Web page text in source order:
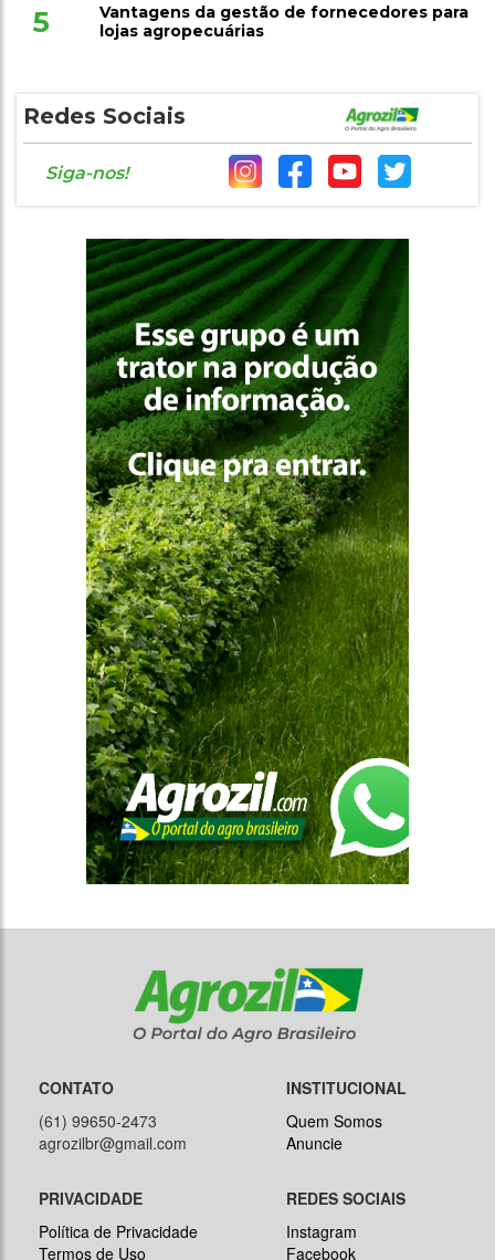
5
Vantagens da gestão de fornecedores para
lojas agropecuárias
Redes Sociais
Siga-nos!
CONTATO
(61) 99650-2473
agrozilbr@gmail.com
INSTITUCIONAL
Quem Somos
Anuncie
PRIVACIDADE
Política de Privacidade
Termos de Uso
REDES SOCIAIS
Instagram
Facebook